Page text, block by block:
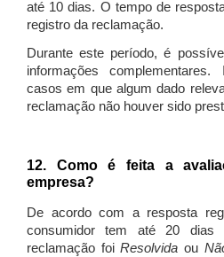
até 10 dias. O tempo de
registro da reclamação.
Durante este período, é
informações
casos em que algum dado
reclamação não houver sido
12. Como é feita a
empresa?
De acordo com a resposta
consumidor tem até 20
reclamação foiResolvida ou